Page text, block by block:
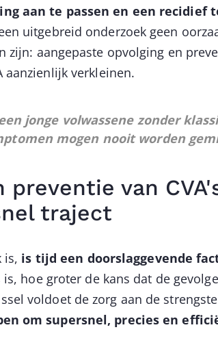
aan te passen en een recidief
uitgebreid onderzoek geen
zijn: aangepaste opvolging en
aanzienlijk verkleinen.
jonge volwassene zonder
mogen nooit worden
preventie van
traject
is, is tijd een doorslaggevende
hoe groter de kans dat de
voldoet de zorg aan de
om supersnel, precies en